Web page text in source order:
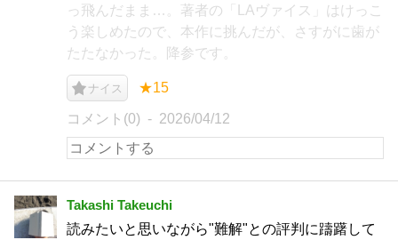
っ飛んだまま…。著者の「LAヴァイス」はけっこ
う楽しめたので、本作に挑んだが、さすがに歯が
たたなかった。降参です。
ナイス ★15
コメント(0) 2026/04/12
Takashi Takeuchi
読みたいと思いながら"難解"との評判に躊躇して